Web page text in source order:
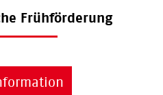
Frühförderung